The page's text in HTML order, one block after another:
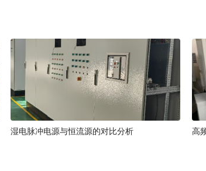
湿电脉冲电源与恒流源的对比分析 高